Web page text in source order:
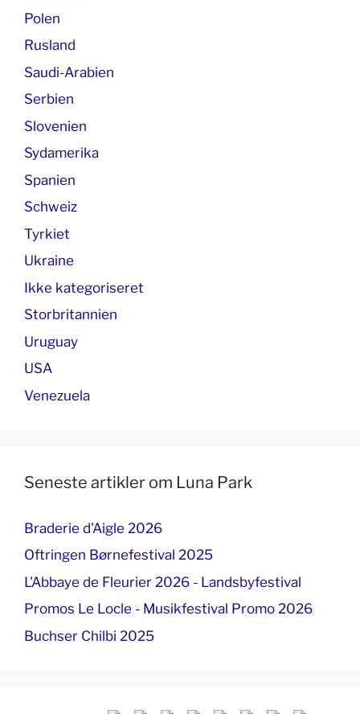
Polen
Rusland
Saudi-Arabien
Serbien
Slovenien
Sydamerika
Spanien
Schweiz
Tyrkiet
Ukraine
Ikke kategoriseret
Storbritannien
Uruguay
USA
Venezuela
Seneste artikler om Luna Park
Braderie d'Aigle 2026
Oftringen Børnefestival 2025
L'Abbaye de Fleurier 2026 - Landsbyfestival
Promos Le Locle - Musikfestival Promo 2026
Buchser Chilbi 2025